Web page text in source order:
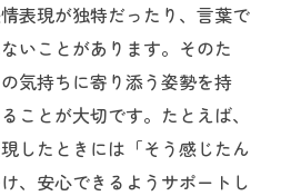
表現が独特だったり、言葉で
いことがあります。そのた
気持ちに寄り添う姿勢を持
ことが大切です。たとえば、
したときには「そう感じたん
、安心できるようサポートし